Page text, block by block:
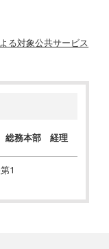
る対象公共サービス
総務本部 経理
1